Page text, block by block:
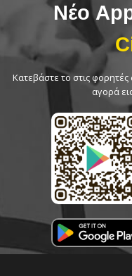
Νέο
Κατεβάστε το στις
αγορά